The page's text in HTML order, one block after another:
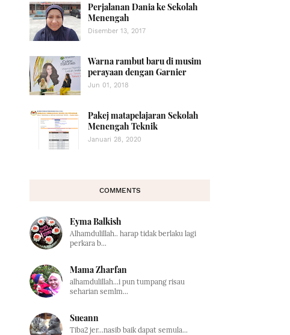
Perjalanan Dania ke Sekolah
Menengah
Disember 13, 2017
Warna rambut baru di musim
perayaan dengan Garnier
Jun 01, 2018
Pakej matapelajaran Sekolah
Menengah Teknik
Januari 28, 2020
COMMENTS
Eyma Balkish
Alhamdulillah.. harap tidak berlaku lagi
perkara b...
Mama Zharfan
alhamdulillah...i pun tumpang risau
seharian semlm...
Sueann
Tiba2 jer...nasib baik dapat semula...